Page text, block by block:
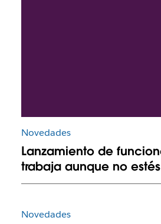
Novedades
Lanzamiento de
trabaja aunque no estés
Novedades